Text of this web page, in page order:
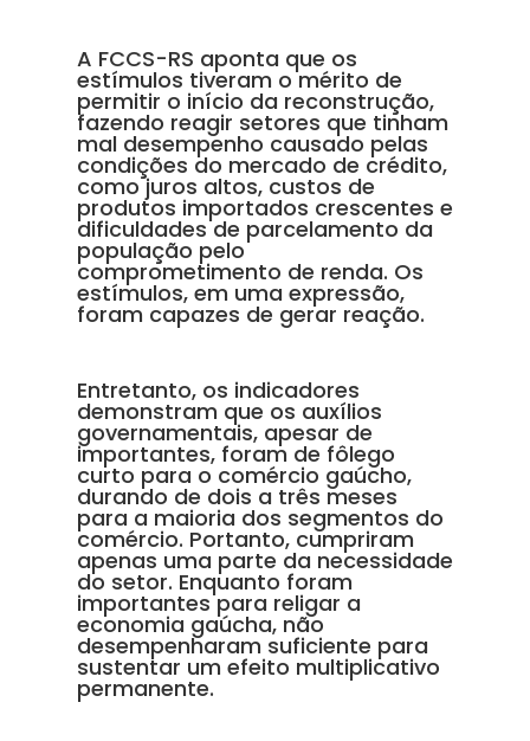
A FCCS-RS aponta que os
estímulos tiveram o mérito de
permitir o início da reconstrução,
fazendo reagir setores que tinham
mal desempenho causado pelas
condições do mercado de crédito,
como juros altos, custos de
produtos importados crescentes e
dificuldades de parcelamento da
população pelo
comprometimento de renda. Os
estímulos, em uma expressão,
foram capazes de gerar reação.
Entretanto, os indicadores
demonstram que os auxílios
governamentais, apesar de
importantes, foram de fôlego
curto para o comércio gaúcho,
durando de dois a três meses
para a maioria dos segmentos do
comércio. Portanto, cumpriram
apenas uma parte da necessidade
do setor. Enquanto foram
importantes para religar a
economia gaúcha, não
desempenharam suficiente para
sustentar um efeito multiplicativo
permanente.